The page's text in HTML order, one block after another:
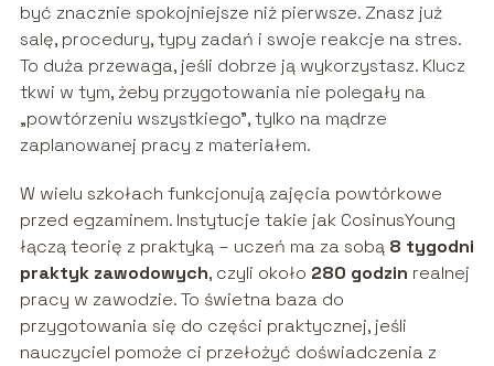
być znacznie spokojniejsze niż pierwsze. Znasz już
salę, procedury, typy zadań i swoje reakcje na stres.
To duża przewaga, jeśli dobrze ją wykorzystasz. Klucz
tkwi w tym, żeby przygotowania nie polegały na
„powtórzeniu wszystkiego”, tylko na mądrze
zaplanowanej pracy z materiałem.
W wielu szkołach funkcjonują zajęcia powtórkowe
przed egzaminem. Instytucje takie jak CosinusYoung
łączą teorię z praktyką – uczeń ma za sobą 8 tygodni
praktyk zawodowych, czyli około 280 godzin realnej
pracy w zawodzie. To świetna baza do
przygotowania się do części praktycznej, jeśli
nauczyciel pomoże ci przełożyć doświadczenia z